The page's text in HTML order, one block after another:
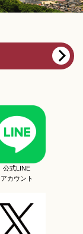
公式LINE
アカウント